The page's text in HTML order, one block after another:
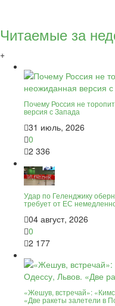
Читаемые за
+
Почему Россия не
версия с Запада
31 июль, 2026
0
2 336
Удар по Геленджику
требует от ЕС
04 август, 2026
0
2 177
«Жешув, встречай»:
«Две ракеты залетели в